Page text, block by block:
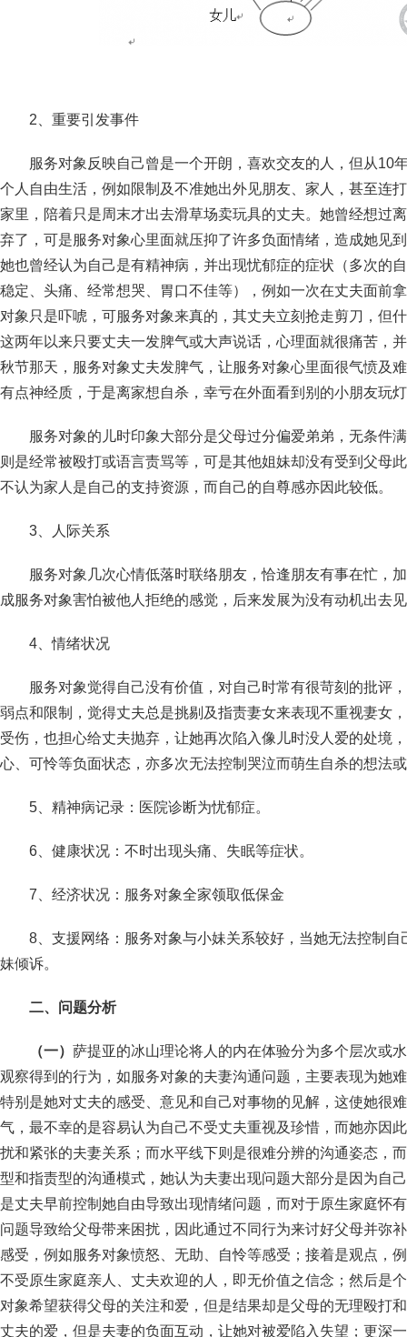
2、重要引发事件
服务对象反映自己曾是一个开朗，喜欢交友的人，但从10
个人自由生活，例如限制及不准她出外见朋友、家人，甚至连
家里，陪着只是周末才出去滑草场卖玩具的丈夫。她曾经想过
弃了，可是服务对象心里面就压抑了许多负面情绪，造成她见
她也曾经认为自己是有精神病，并出现忧郁症的症状（多次的
稳定、头痛、经常想哭、胃口不佳等），例如一次在丈夫面前
对象只是吓唬，可服务对象来真的，其丈夫立刻抢走剪刀，但
这两年以来只要丈夫一发脾气或大声说话，心理面就很痛苦，
秋节那天，服务对象丈夫发脾气，让服务对象心里面很气愤及
有点神经质，于是离家想自杀，幸亏在外面看到别的小朋友玩
服务对象的儿时印象大部分是父母过分偏爱弟弟，无条件
则是经常被殴打或语言责骂等，可是其他姐妹却没有受到父母
不认为家人是自己的支持资源，而自己的自尊感亦因此较低。
3、人际关系
服务对象几次心情低落时联络朋友，恰逢朋友有事在忙，
成服务对象害怕被他人拒绝的感觉，后来发展为没有动机出去
4、情绪状况
服务对象觉得自己没有价值，对自己时常有很苛刻的批评
弱点和限制，觉得丈夫总是挑剔及指责妻女来表现不重视妻女
受伤，也担心给丈夫抛弃，让她再次陷入像儿时没人爱的处境
心、可怜等负面状态，亦多次无法控制哭泣而萌生自杀的想法
5、精神病记录：医院诊断为忧郁症。
6、健康状况：不时出现头痛、失眠等症状。
7、经济状况：服务对象全家领取低保金
8、支援网络：服务对象与小妹关系较好，当她无法控制
妹倾诉。
二、问题分析
（一） 萨提亚的冰山理论将人的内在体验分为多个层次或
观察得到的行为，如服务对象的夫妻沟通问题，主要表现为她
特别是她对丈夫的感受、意见和自己对事物的见解，这使她很
气，最不幸的是容易认为自己不受丈夫重视及珍惜，而她亦因
扰和紧张的夫妻关系；而水平线下则是很难分辨的沟通姿态，
型和指责型的沟通模式，她认为夫妻出现问题大部分是因为自
是丈夫早前控制她自由导致出现情绪问题，而对于原生家庭怀
问题导致给父母带来困扰，因此通过不同行为来讨好父母并弥
感受，例如服务对象愤怒、无助、自怜等感受；接着是观点，
不受原生家庭亲人、丈夫欢迎的人，即无价值之信念；然后是
对象希望获得父母的关注和爱，但是结果却是父母的无理殴打
丈夫的爱，但是夫妻的负面互动，让她对被爱陷入失望；更深